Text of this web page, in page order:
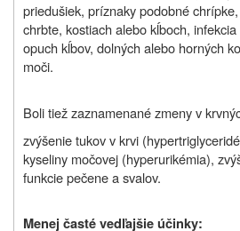
priedušiek, príznaky podobné
chrbte, kostiach alebo kĺboch,
opuch kĺbov, dolných alebo horných
moči.
Boli tiež zaznamenané zmeny v
zvýšenie tukov v krvi
kyseliny močovej (hyperurikémia),
funkcie pečene a svalov.
Menej časté vedľajšie účinky: